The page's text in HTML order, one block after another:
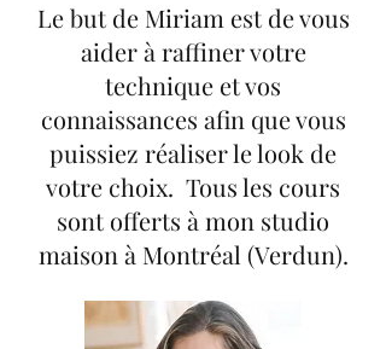
Le but de Miriam est de vous
aider à raffiner votre
technique et vos
connaissances afin que vous
puissiez réaliser le look de
votre choix. Tous les cours
sont offerts à mon studio
maison à Montréal (Verdun).